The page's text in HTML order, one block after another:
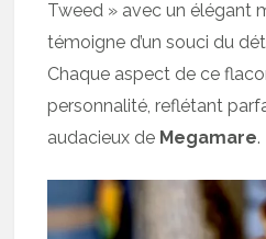
Tweed » avec un élégant
témoigne d’un souci du
Chaque aspect de ce
personnalité, reflétant
audacieux de Megamare.